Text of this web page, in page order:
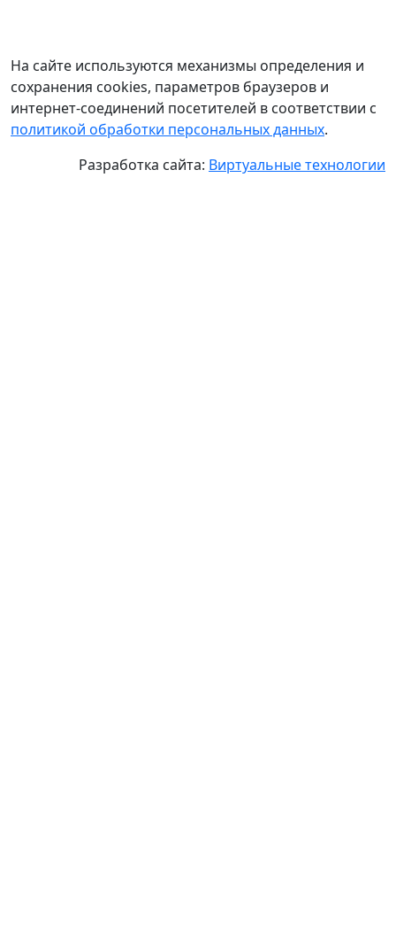
На сайте используются механизмы определения и
сохранения cookies, параметров браузеров и
интернет-соединений посетителей в соответствии с
политикой обработки персональных данных.
Разработка сайта: Виртуальные технологии